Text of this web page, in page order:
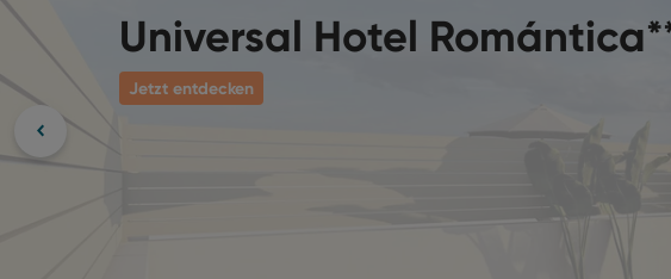
Universal Hotel Marqués****
Jetzt entdecken